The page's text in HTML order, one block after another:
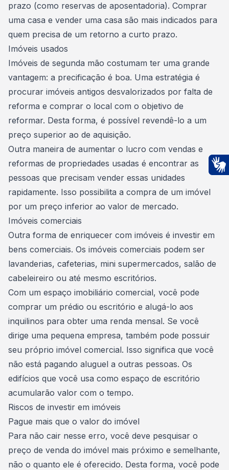
prazo (como reservas de aposentadoria). Comprar
uma casa e vender uma casa são mais indicados para
quem precisa de um retorno a curto prazo.
Imóveis usados
Imóveis de segunda mão costumam ter uma grande
vantagem: a precificação é boa. Uma estratégia é
procurar imóveis antigos desvalorizados por falta de
reforma e comprar o local com o objetivo de
reformar. Desta forma, é possível revendê-lo a um
preço superior ao de aquisição.
Outra maneira de aumentar o lucro com vendas e
reformas de propriedades usadas é encontrar as
pessoas que precisam vender essas unidades
rapidamente. Isso possibilita a compra de um imóvel
por um preço inferior ao valor de mercado.
Imóveis comerciais
Outra forma de enriquecer com imóveis é investir em
bens comerciais. Os imóveis comerciais podem ser
lavanderias, cafeterias, mini supermercados, salão de
cabeleireiro ou até mesmo escritórios.
Com um espaço imobiliário comercial, você pode
comprar um prédio ou escritório e alugá-lo aos
inquilinos para obter uma renda mensal. Se você
dirige uma pequena empresa, também pode possuir
seu próprio imóvel comercial. Isso significa que você
não está pagando aluguel a outras pessoas. Os
edifícios que você usa como espaço de escritório
acumularão valor com o tempo.
Riscos de investir em imóveis
Pague mais que o valor do imóvel
Para não cair nesse erro, você deve pesquisar o
preço de venda do imóvel mais próximo e semelhante,
não o quanto ele é oferecido. Desta forma, você pode